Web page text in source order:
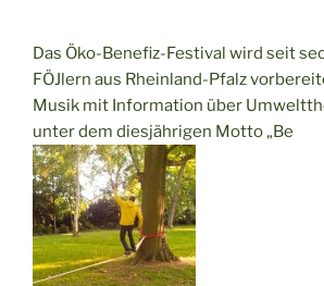
Das Öko-Benefiz-Festival wird seit
FÖJlern aus Rheinland-Pfalz
Musik mit Information über
unter dem diesjährigen Motto „Be